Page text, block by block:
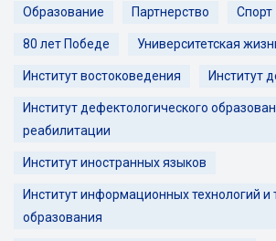
Образование Партнерство Спорт
80 лет Победе Университетская
Институт востоковедения Институт
Институт дефектологического
реабилитации
Институт иностранных языков
Институт информационных технологий и
образования